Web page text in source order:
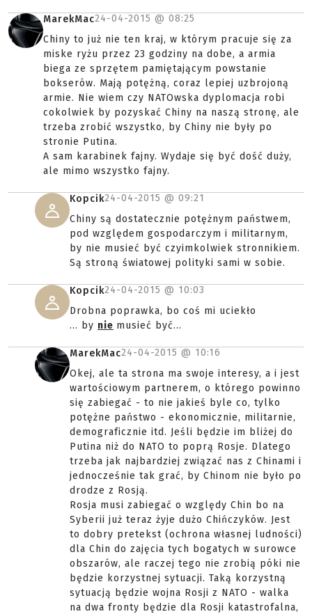
MarekMac24-04-2015 @ 08:25
Chiny to już nie ten kraj, w którym pracuje się za
miske ryżu przez 23 godziny na dobe, a armia
biega ze sprzętem pamiętającym powstanie
bokserów. Mają potężną, coraz lepiej uzbrojoną
armie. Nie wiem czy NATOwska dyplomacja robi
cokolwiek by pozyskać Chiny na naszą stronę, ale
trzeba zrobić wszystko, by Chiny nie były po
stronie Putina.
A sam karabinek fajny. Wydaje się być dość duży,
ale mimo wszystko fajny.
Kopcik24-04-2015 @ 09:21
Chiny są dostatecznie potężnym państwem,
pod względem gospodarczym i militarnym,
by nie musieć być czyimkolwiek stronnikiem.
Są stroną światowej polityki sami w sobie.
Kopcik24-04-2015 @ 10:03
Drobna poprawka, bo coś mi uciekło
... by nie musieć być...
MarekMac24-04-2015 @ 10:16
Okej, ale ta strona ma swoje interesy, a i jest
wartościowym partnerem, o którego powinno
się zabiegać - to nie jakieś byle co, tylko
potężne państwo - ekonomicznie, militarnie,
demograficznie itd. Jeśli będzie im bliżej do
Putina niż do NATO to poprą Rosje. Dlatego
trzeba jak najbardziej związać nas z Chinami i
jednocześnie tak grać, by Chinom nie było po
drodze z Rosją.
Rosja musi zabiegać o względy Chin bo na
Syberii już teraz żyje dużo Chińczyków. Jest
to dobry pretekst (ochrona własnej ludności)
dla Chin do zajęcia tych bogatych w surowce
obszarów, ale raczej tego nie zrobią póki nie
będzie korzystnej sytuacji. Taką korzystną
sytuacją będzie wojna Rosji z NATO - walka
na dwa fronty będzie dla Rosji katastrofalna,